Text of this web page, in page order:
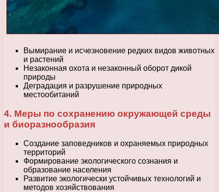
Вымирание и исчезновение редких видов животных
и растений
Незаконная охота и незаконный оборот дикой
природы
Деградация и разрушение природных
местообитаний
4. Меры по сохранению окружающей среды
и биоразнообразия
Создание заповедников и охраняемых природных
территорий
Формирование экологического сознания и
образование населения
Развитие экологически устойчивых технологий и
методов хозяйствования